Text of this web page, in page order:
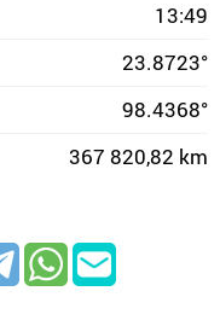
13:49
23.8723°
98.4368°
367 820,82 km